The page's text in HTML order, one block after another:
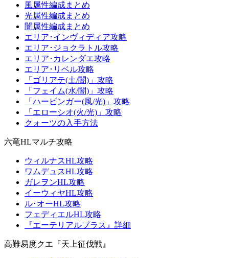
風属性編成まとめ
光属性編成まとめ
闇属性編成まとめ
エリア･インヴィディア攻略
エリア･ジョクラトル攻略
エリア･カレンダエ攻略
エリア･リベル攻略
「ゴリアテ(土/闇)」攻略
「フェイム(水/闇)」攻略
「ハービンガー(風/光)」攻略
「エローシオ(火/光)」攻略
クォーツの入手方法
六竜HLマルチ攻略
ウィルナスHL攻略
ワムデュスHL攻略
ガレヲンHL攻略
イーウィヤHL攻略
ル･オーHL攻略
フェディエルHL攻略
『エーテリアルプラス』詳細
高難易度クエ『天上征伐戦』